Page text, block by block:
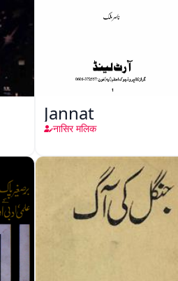
Jannat
नासिर मलिक